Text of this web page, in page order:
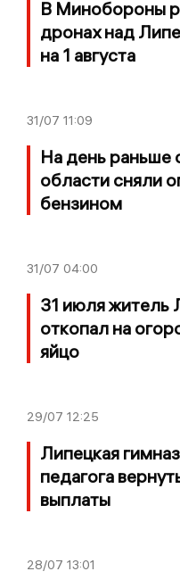
В Минобороны
дронах над
на 1 августа
31/07 11:09
На день раньше
области сняли
бензином
31/07 04:00
31 июля житель
откопал на
яйцо
29/07 12:25
Липецкая
педагога
выплаты
28/07 13:01